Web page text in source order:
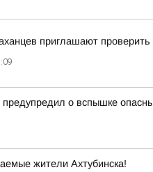
приглашают
о вспышке
жители Ахтубинска!